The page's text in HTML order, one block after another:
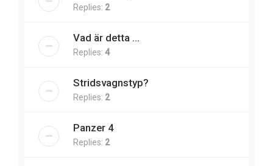
Replies: 2
Vad är detta ...
Replies: 4
Stridsvagnstyp?
Replies: 2
Panzer 4
Replies: 2